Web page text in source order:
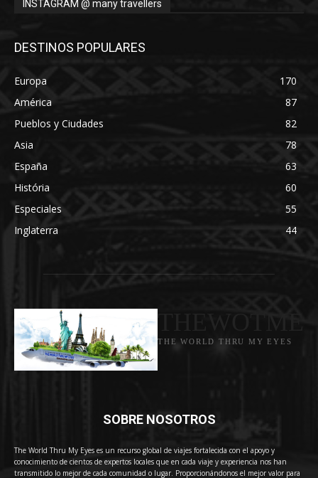
INSTAGRAM @ many travellers
DESTINOS POPULARES
Europa
170
América
87
Pueblos y Ciudades
82
Asia
78
España
63
História
60
Especiales
55
Inglaterra
44
THE WORLD THRU MY EYES
SOBRE NOSOTROS
The World Thru My Eyes es un recurso global de viajes fortalecida con el apoyo y
conocimiento de cientos de expertos locales que en cada viaje y experiencia nos han
transmitido lo mejor de cada comunidad o lugar. Proporcionándonos el mejor valor para